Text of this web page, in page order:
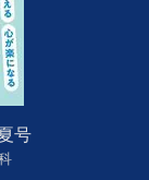
号